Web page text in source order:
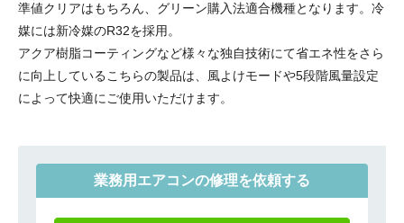
準値クリアはもちろん、グリーン購入法適合機種となります。冷
媒には新冷媒のR32を採用。
アクア樹脂コーティングなど様々な独自技術にて省エネ性をさら
に向上しているこちらの製品は、風よけモードや5段階風量設定
によって快適にご使用いただけます。
業務用エアコンの修理を依頼する